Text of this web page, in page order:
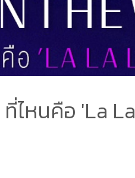
ไหนคือ 'La La